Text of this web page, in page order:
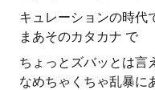
キュレーションの時代
まあそのカタカナ で
ちょっとズバッとは言
なめちゃくちゃ乱暴に